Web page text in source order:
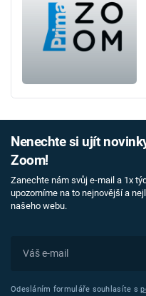
Nenechte si ujít
Zoom!
Zanechte nám svůj e-mail a 1x
upozorníme na to nejnovější a
našeho webu.
Odesláním formuláře souhlasíte s